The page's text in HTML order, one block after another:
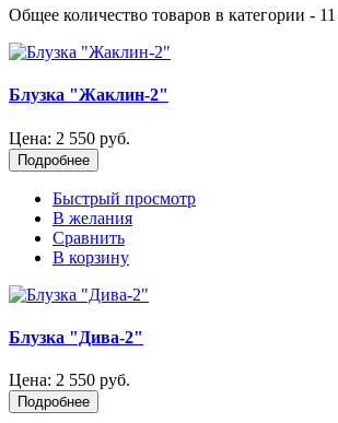
Общее количество товаров в категории - 11
Блузка "Жаклин-2"
Цена: 2 550 руб.
Подробнее
Быстрый просмотр
В желания
Сравнить
В корзину
Блузка "Дива-2"
Цена: 2 550 руб.
Подробнее